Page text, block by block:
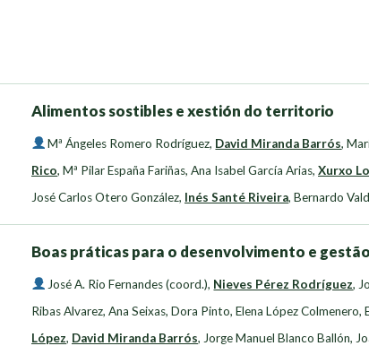
Alimentos sostibles e xestión do territorio
Mª Ángeles Romero Rodríguez, David Miranda Barrós,
Rico, Mª Pilar España Fariñas, Ana Isabel García Arias, Xurxo
José Carlos Otero González, Inés Santé Riveira, Bernardo
Boas práticas para o desenvolvimento e
José A. Rio Fernandes (coord.), Nieves Pérez Rodríguez,
Ribas Alvarez, Ana Seixas, Dora Pinto, Elena López Colmenero,
López, David Miranda Barrós, Jorge Manuel Blanco Ballón,